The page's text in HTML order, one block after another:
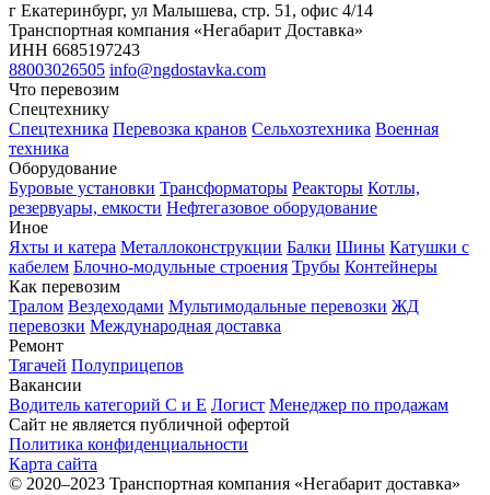
г Екатеринбург, ул Малышева, стр. 51, офис 4/14
Транспортная компания «Негабарит Доставка»
ИНН 6685197243
88003026505 info@ngdostavka.com
Что перевозим
Спецтехнику
Спецтехника Перевозка кранов Сельхозтехника Военная
техника
Оборудование
Буровые установки Трансформаторы Реакторы Котлы,
резервуары, емкости Нефтегазовое оборудование
Иное
Яхты и катера Металлоконструкции Балки Шины Катушки с
кабелем Блочно-модульные строения Трубы Контейнеры
Как перевозим
Тралом Вездеходами Мультимодальные перевозки ЖД
перевозки Международная доставка
Ремонт
Тягачей Полуприцепов
Вакансии
Водитель категорий С и Е Логист Менеджер по продажам
Сайт не является публичной офертой
Политика конфиденциальности
Карта сайта
© 2020–2023 Транспортная компания «Негабарит доставка»